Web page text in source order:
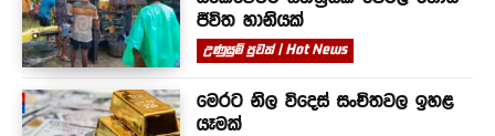
ජීවිත හානියක්
උණුසුම් පුවත් | Hot News
මෙරට නිල විදෙස් සංචිතවල ඉහළ
යෑමක්